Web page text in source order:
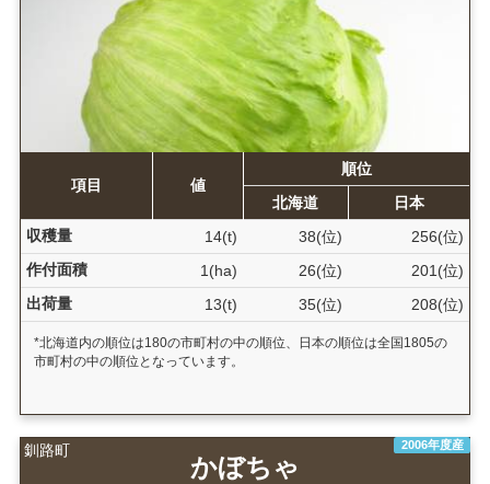
項目 値
順位
北海道
日本
収穫量
14(t) 38(位)
256(位)
作付面積
1(ha) 26(位)
201(位)
出荷量
13(t) 35(位) 208(位)
*北海道内の順位は180の市町村の中の順位、日本の順位は全国1805の
市町村の中の順位となっています。
釧路町 2006年度産
かぼちゃ